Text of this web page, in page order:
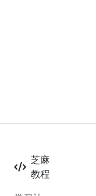
芝麻
教程